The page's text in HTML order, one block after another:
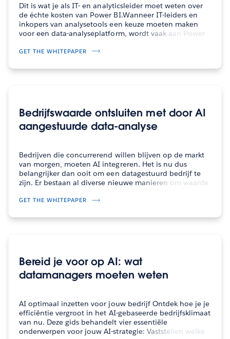
Dit is wat je als IT- en analyticsleider moet weten over
de échte kosten van Power BI.Wanneer IT-leiders en
inkopers van analysetools een keuze moeten maken
voor een data-analyseplatform, wordt vaak aan Power
initiële belofte dat de tool helemaal…
GET THE WHITEPAPER
Bedrijfswaarde ontsluiten met door AI
aangestuurde data-analyse
Bedrijven die concurrerend willen blijven op de markt
van morgen, moeten AI integreren. Het is nu dus
belangrijker dan ooit om een datagestuurd bedrijf te
zijn. Er bestaan al diverse nieuwe manieren om waarde
Bedrijven kunnen deze nieuwe…
GET THE WHITEPAPER
Bereid je voor op AI: wat
datamanagers moeten weten
AI optimaal inzetten voor jouw bedrijf Ontdek hoe je je
efficiëntie vergroot in het AI-gebaseerde bedrijfsklimaat
van nu. Deze gids behandelt vier essentiële
onderwerpen voor jouw AI-strategie: Vaststellen welke